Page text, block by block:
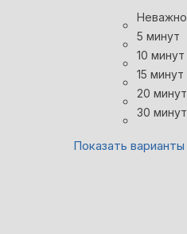
Неважно
5 минут
10 минут
15 минут
20 минут
30 минут
Показать варианты